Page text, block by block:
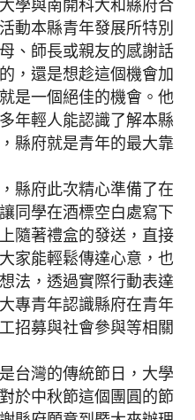
動本縣青年發展所特別
、師長或親友的感謝話
，還是想趁這個機會加
是一個絕佳的機會。他
年輕人能認識了解本縣
縣府就是青年的最大靠
縣府此次精心準備了在
同學在酒標空白處寫下
隨著禮盒的發送，直接
家能輕鬆傳達心意，也
法，透過實際行動表達
專青年認識縣府在青年
招募與社會參與等相關
台灣的傳統節日，大學
於中秋節這個團圓的節